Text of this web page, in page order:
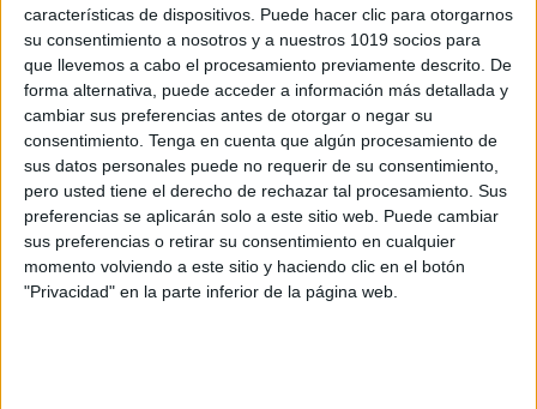
características de dispositivos. Puede hacer clic para otorgarnos
su consentimiento a nosotros y a nuestros 1019 socios para
que llevemos a cabo el procesamiento previamente descrito. De
forma alternativa, puede acceder a información más detallada y
cambiar sus preferencias antes de otorgar o negar su
consentimiento. Tenga en cuenta que algún procesamiento de
sus datos personales puede no requerir de su consentimiento,
pero usted tiene el derecho de rechazar tal procesamiento. Sus
preferencias se aplicarán solo a este sitio web. Puede cambiar
sus preferencias o retirar su consentimiento en cualquier
momento volviendo a este sitio y haciendo clic en el botón
"Privacidad" en la parte inferior de la página web.